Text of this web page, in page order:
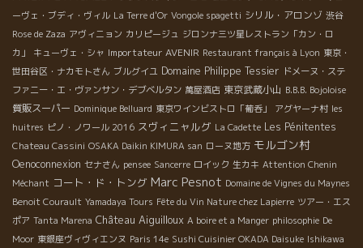
ーヴェ・ブディ・ヴィル La Terre d'Or Vongole spagetti シリル・アロンゾ 渋谷
Rose de Zaza アヴィニョン カリピージュ ジロンナ三ツ星レストラン「カン・ロ
カ」
キューヴェ・シャ Importateur AVENIR Restaurant français à Lyon 東京・
世田谷区・ナカモトさん ブルグイユ Domaine Philippe Tessier ドメーヌ・ステ
ファニー・エ・ヴァンサン・デブベルタン 萬屋酒店 東京武蔵小山 B.B.B. Bojoloise
質販スーパー Dominique Belluard 東京ワインビストロ「葡呑」 アグヤーナ村 les
huitres ピノ・ノワール 2016 スヴィニャルグ La Cadette Les Pénitentes
Chateau Cassini OSAKA Daikin KIMURA san ローヌ地方 モルゴン村
Oenoconnexion セナさん pensee Sancerre ロイック 生カキ Attention Chenin
Méchant コート・ド・トング Marc Pesnot Domaine de Vignes du Maynes
Benoit Courault Yamadaya Tours Fête du Vin Nature chez Lapierre ツアー・エス
ポア Tanta Marena Château Aiguilloux A boire et a Manger philosophie De
Moor 東銀座ヴィヴィエンヌ Paris 14e Sushi Cuisinier OKADA Daisuke Ishikawa